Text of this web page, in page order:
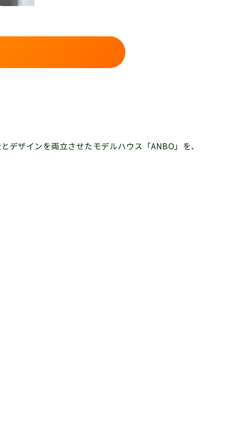
ザインを両立させたモデルハウス「ANBO」を、